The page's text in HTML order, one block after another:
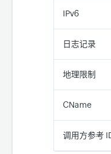
IPv6
日志记录
地理限制
CName
调用方参考